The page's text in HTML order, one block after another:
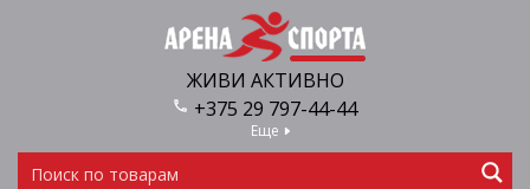
ЖИВИ АКТИВНО
+375 29 797-44-44
Еще